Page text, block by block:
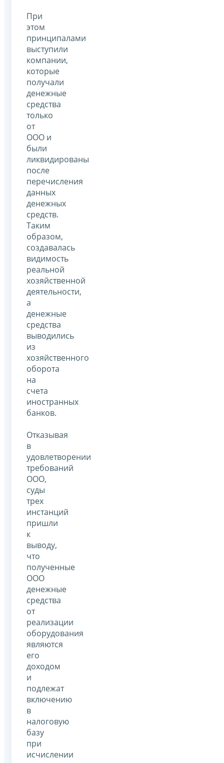
При
этом
принципалами
выступили
компании,
которые
получали
денежные
средства
только
от
ООО и
были
ликвидированы
после
перечисления
данных
денежных
средств.
Таким
образом,
создавалась
видимость
реальной
хозяйственной
деятельности,
а
денежные
средства
выводились
из
хозяйственного
оборота
на
счета
иностранных
банков.
Отказывая
в
удовлетворении
требований
ООО,
суды
трех
инстанций
пришли
к
выводу,
что
полученные
ООО
денежные
средства
от
реализации
оборудования
являются
его
доходом
и
подлежат
включению
в
налоговую
базу
при
исчислении